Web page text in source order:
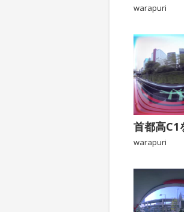
warapuri
warapuri